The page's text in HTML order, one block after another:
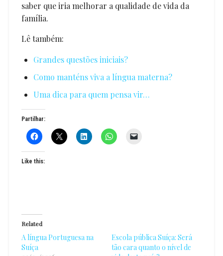
saber que iria melhorar a qualidade de vida da
família.
Lê também:
Grandes questões iniciais?
Como manténs viva a língua materna?
Uma dica para quem pensa vir…
Partilhar:
Like this:
Related
A língua Portuguesa na
Suíça
Escola pública Suíça: Será
tão cara quanto o nível de